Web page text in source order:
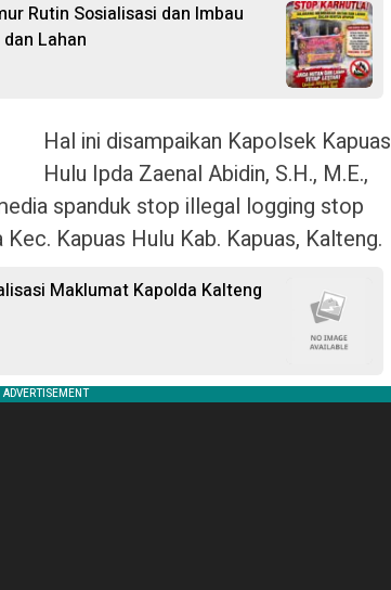
Rutin Sosialisasi dan Imbau
Lahan
Hal ini disampaikan Kapolsek Kapuas
Hulu Ipda Zaenal Abidin, S.H., M.E.,
spanduk stop illegal logging stop
Kapuas Hulu Kab. Kapuas, Kalteng.
Maklumat Kapolda Kalteng